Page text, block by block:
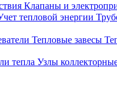
Клапаны и
тепловой энергии
Тепловые завесы
тепла Узлы